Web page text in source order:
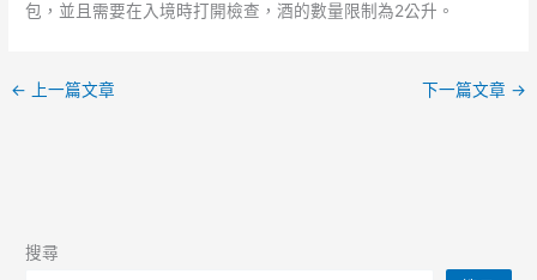
包，並且需要在入境時打開檢查，酒的數量限制為2公升。
← 上一篇文章 下一篇文章 →
搜尋